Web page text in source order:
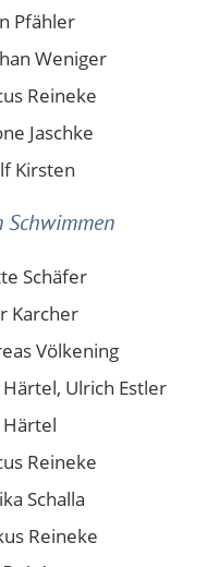
Pfähler
Weniger
Reineke
Jaschke
Kirsten
Schäfer
Karcher
Völkening
Ulrich Estler
Reineke
Schalla
Reineke